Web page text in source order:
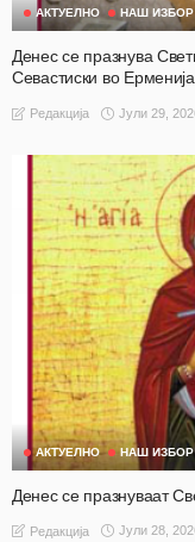
АКТУЕЛНО НАШ ИЗБОР
Денес се празнува
Севастиски во Ерменија
Редакција Јули 29,
АКТУЕЛНО НАШ ИЗБОР
Денес се празнуваат
Редакција Јули 28,